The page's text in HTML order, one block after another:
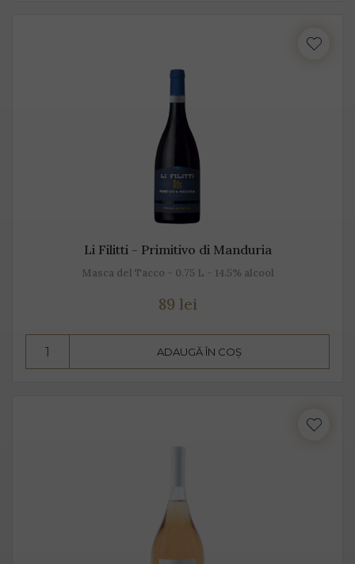
Li Filitti - Primitivo di Manduria
Masca del Tacco - 0.75 L - 14.5% alcool
89 lei
ADAUGĂ ÎN COȘ